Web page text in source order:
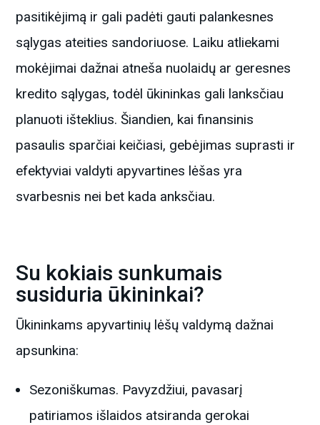
pasitikėjimą ir gali padėti gauti palankesnes
sąlygas ateities sandoriuose. Laiku atliekami
mokėjimai dažnai atneša nuolaidų ar geresnes
kredito sąlygas, todėl ūkininkas gali lanksčiau
planuoti išteklius. Šiandien, kai finansinis
pasaulis sparčiai keičiasi, gebėjimas suprasti ir
efektyviai valdyti apyvartines lėšas yra
svarbesnis nei bet kada anksčiau.
Su kokiais sunkumais
susiduria ūkininkai?
Ūkininkams apyvartinių lėšų valdymą dažnai
apsunkina:
Sezoniškumas. Pavyzdžiui, pavasarį
patiriamos išlaidos atsiranda gerokai